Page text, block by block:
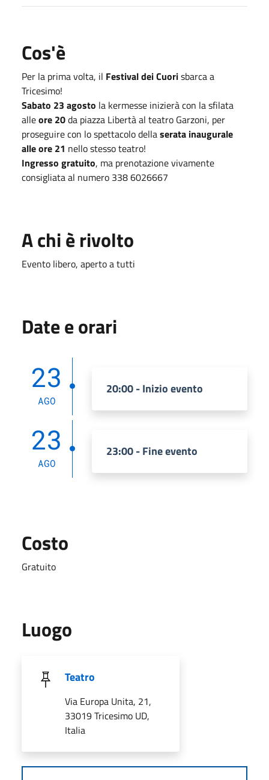
Cos'è
Per la prima volta, il Festival dei Cuorisbarca a
Tricesimo!
Sabato 23 agosto la kermesse inizierà con la sfilata
alleore 20da piazza Libertà al teatro Garzoni, per
proseguire con lo spettacolo dellaserata inaugurale
alle ore 21 nello stesso teatro!
Ingresso gratuito, ma prenotazione vivamente
consigliata al numero 338 6026667
A chi è rivolto
Evento libero, aperto a tutti
Date e orari
23
AGO
20:00 - Inizio evento
23
AGO
23:00 - Fine evento
Costo
Gratuito
Luogo
Teatro
Via Europa Unita, 21,
33019 Tricesimo UD,
Italia